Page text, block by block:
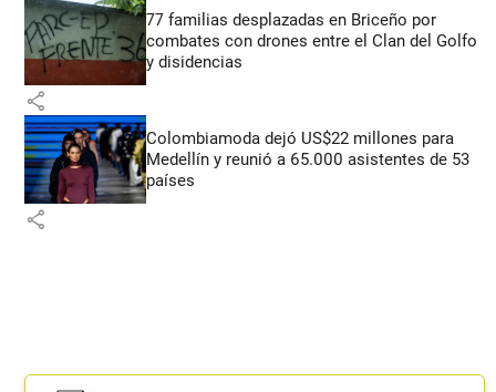
77 familias desplazadas en Briceño por
combates con drones entre el Clan del Golfo
y disidencias
share
Colombiamoda dejó US$22 millones para
Medellín y reunió a 65.000 asistentes de 53
países
share